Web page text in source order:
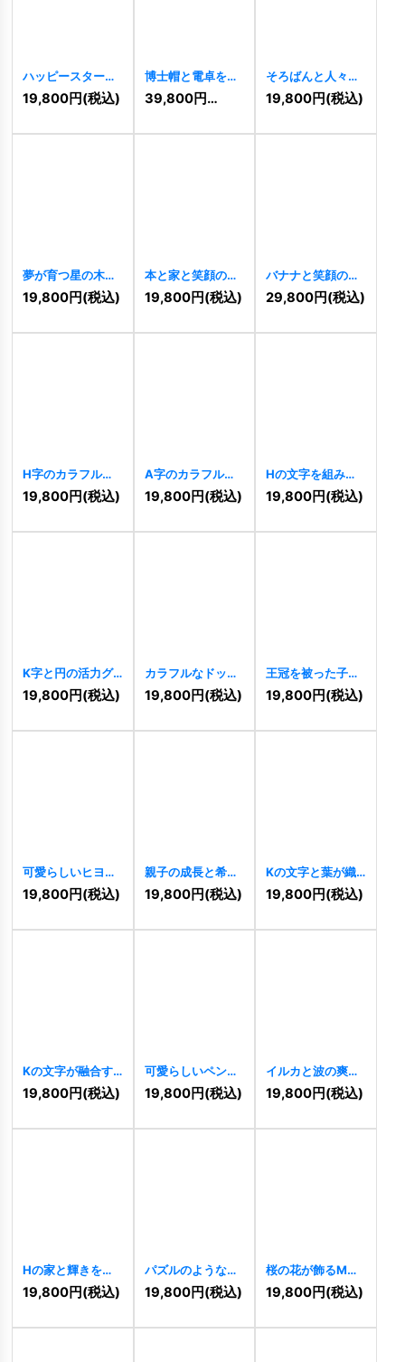
ハッピースターロ
ゴ 9487]
19,800円(税込)
博士帽と電卓を持
つフクロウの知恵
と教育ロゴ
39,800円(税込)
そろばんと人々の
繋がりが示すロゴ
10908 ]
19,800円(税込)
夢が育つ星の木の
ロゴ[10784]
19,800円(税込)
本と家と笑顔のロ
ゴ[ 10772]
19,800円(税込)
バナナと笑顔の猿
のキラキラロゴ
10519 ]
29,800円(税込)
H字のカラフルな
虹の希望ロゴ
10454]
19,800円(税込)
A字のカラフルな
虹の希望ロゴ
10443]
19,800円(税込)
Hの文字を組み合
わせた多角形コミ
ュニティロゴ
19,800円(税込)
K字と円の活力グ
ラデーションロゴ
9953
19,800円(税込)
カラフルなドット
が囲むY字のかわ
いいロゴ [ 9952]
19,800円(税込)
王冠を被った子供
たちの楽しい雲ロ
ゴ [ 9940 ]
19,800円(税込)
可愛らしいヒヨコ
のキャラクターロ
ゴ [ 9941]
19,800円(税込)
親子の成長と希望
を育むロゴ
9938 ]
19,800円(税込)
Kの文字と葉が織
りなす成長の木ロ
ゴ [ 9929 ]
19,800円(税込)
Kの文字が融合す
る円形テクノロジ
ーロゴ [ 9927]
19,800円(税込)
可愛らしいペンギ
ンのキャラクター
ロゴ 9909]
19,800円(税込)
イルカと波の爽や
かマリンロゴ
9899 ]
19,800円(税込)
Hの家と輝きを包
むC字の清潔ロゴ
9891
19,800円(税込)
パズルのような家
とテクノロジーの
ロゴ 9883]
19,800円(税込)
桜の花が飾るM字
のかわいいロゴ
9874
19,800円(税込)